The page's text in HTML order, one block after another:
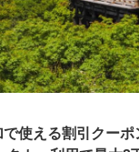
使える割引クーポ